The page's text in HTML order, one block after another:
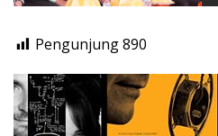
Pengunjung890